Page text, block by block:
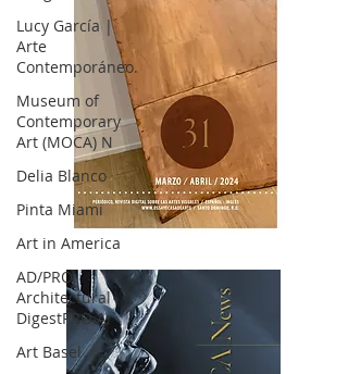
Lucy García |
Arte
Contemporáneo.
Museum of
Contemporary
Art (MOCA) N
Delia Blanco
Pinta Miami
Art in America
AD/PRO
Architectural
DigestPRO Ar
Art Basel
OCA|News 31 / Marzo-Abril / 2024